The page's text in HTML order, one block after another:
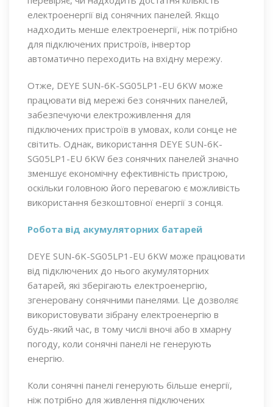
електроенергії від сонячних панелей. Якщо
надходить менше електроенергії, ніж потрібно
для підключених пристроїв, інвертор
автоматично переходить на вхідну мережу.
Отже, DEYE SUN-6K-SG05LP1-EU 6KW може
працювати від мережі без сонячних панелей,
забезпечуючи електроживлення для
підключених пристроїв в умовах, коли сонце не
світить. Однак, використання DEYE SUN-6K-
SG05LP1-EU 6KW без сонячних панелей значно
зменшує економічну ефективність пристрою,
оскільки головною його перевагою є можливість
використання безкоштовної енергії з сонця.
Робота від акумуляторних батарей
DEYE SUN-6K-SG05LP1-EU 6KW може працювати
від підключених до нього акумуляторних
батарей, які зберігають електроенергію,
згенеровану сонячними панелями. Це дозволяє
використовувати зібрану електроенергію в
будь-який час, в тому числі вночі або в хмарну
погоду, коли сонячні панелі не генерують
енергію.
Коли сонячні панелі генерують більше енергії,
ніж потрібно для живлення підключених